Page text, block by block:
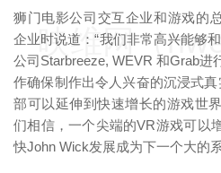
狮门电影公司交互企业和游戏的
企业时说道：“我们非常高兴能够
公司Starbreeze, WEVR 和Grab进
作确保制作出令人兴奋的沉浸式
部可以延伸到快速增长的游戏世
们相信，一个尖端的VR游戏可以
快John Wick发展成为下一个大的
映维网（